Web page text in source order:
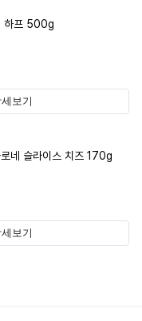
하프 500g
보기
네 슬라이스 치즈 170g
보기